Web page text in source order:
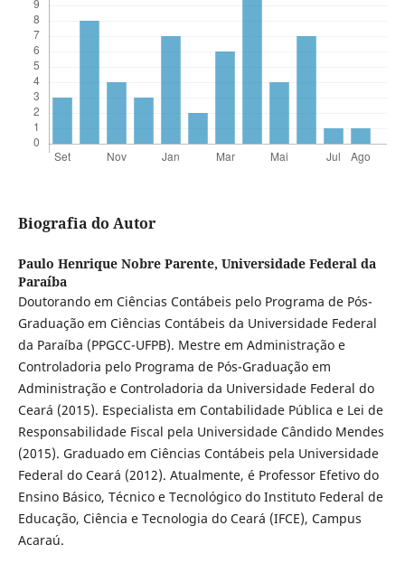
Biografia do Autor
Paulo Henrique Nobre Parente, Universidade Federal da
Paraíba
Doutorando em Ciências Contábeis pelo Programa de Pós-
Graduação em Ciências Contábeis da Universidade Federal
da Paraíba (PPGCC-UFPB). Mestre em Administração e
Controladoria pelo Programa de Pós-Graduação em
Administração e Controladoria da Universidade Federal do
Ceará (2015). Especialista em Contabilidade Pública e Lei de
Responsabilidade Fiscal pela Universidade Cândido Mendes
(2015). Graduado em Ciências Contábeis pela Universidade
Federal do Ceará (2012). Atualmente, é Professor Efetivo do
Ensino Básico, Técnico e Tecnológico do Instituto Federal de
Educação, Ciência e Tecnologia do Ceará (IFCE), Campus
Acaraú.